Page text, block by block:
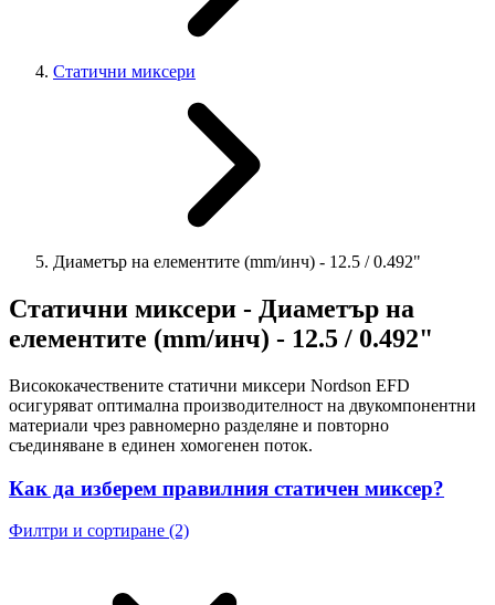
Статични миксери
Диаметър на елементите (mm/инч) - 12.5 / 0.492"
Статични миксери - Диаметър на
елементите (mm/инч) - 12.5 / 0.492"
Висококачествените статични миксери Nordson EFD
осигуряват оптимална производителност на двукомпонентни
материали чрез равномерно разделяне и повторно
съединяване в единен хомогенен поток.
Как да изберем правилния статичен миксер?
Филтри и сортиране (2)